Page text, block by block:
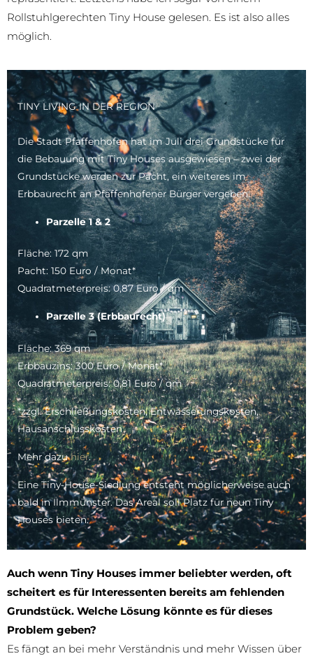
Rollstuhlgerechten Tiny House gelesen. Es ist also alles
möglich.
TINY LIVING IN DER REGION
Die Stadt Pfaffenhofen hat im Juli drei Grundstücke für
die Bebauung mit Tiny Houses ausgewiesen – zwei der
Grundstücke werden zur Pacht, ein weiteres im
Erbbaurecht an Pfaffenhofener Bürger vergeben.
Parzelle 1 & 2
Fläche: 172 qm
Pacht: 150 Euro / Monat*
Quadratmeterpreis: 0,87 Euro / qm
Parzelle 3 (Erbbaurecht)
Fläche: 369 qm
Erbbauzins: 300 Euro / Monat*
Quadratmeterpreis: 0,81 Euro / qm
*zzgl. Erschließungskosten, Entwässerungskosten,
Hausanschlusskosten
Mehr dazuhier.
Eine Tiny-House-Siedlung entsteht möglicherweise auch
bald in Ilmmünster. Das Areal soll Platz für neun Tiny
Houses bieten.
Auch wenn Tiny Houses immer beliebter werden, oft
scheitert es für Interessenten bereits am fehlenden
Grundstück. Welche Lösung könnte es für dieses
Problem geben?
Es fängt an bei mehr Verständnis und mehr Wissen über